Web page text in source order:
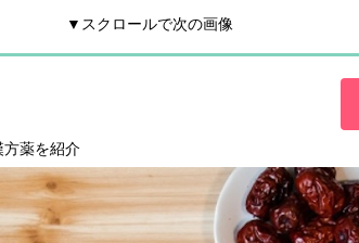
▼スクロールで次の画像
方薬を紹介